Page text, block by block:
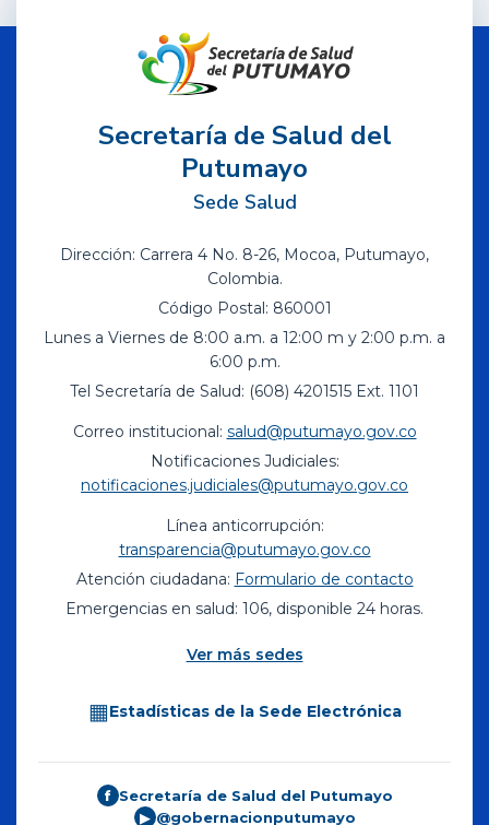
Secretaría de Salud del
Putumayo
Sede Salud
Dirección: Carrera 4 No. 8-26, Mocoa, Putumayo,
Colombia.
Código Postal: 860001
Lunes a Viernes de 8:00 a.m. a 12:00 m y 2:00 p.m. a
6:00 p.m.
Tel Secretaría de Salud: (608) 4201515 Ext. 1101
Correo institucional: salud@putumayo.gov.co
Notificaciones Judiciales:
notificaciones.judiciales@putumayo.gov.co
Línea anticorrupción:
transparencia@putumayo.gov.co
Atención ciudadana: Formulario de contacto
Emergencias en salud: 106, disponible 24 horas.
Ver más sedes
▦Estadísticas de la Sede Electrónica
f Secretaría de Salud del Putumayo
▶ @gobernacionputumayo